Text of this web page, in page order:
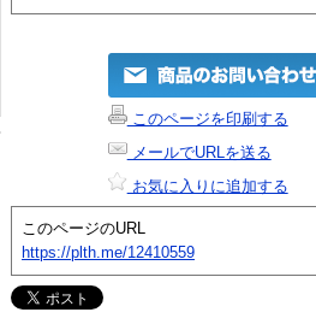
このページを印刷する
メールでURLを送る
お気に入りに追加する
このページのURL
https://plth.me/12410559